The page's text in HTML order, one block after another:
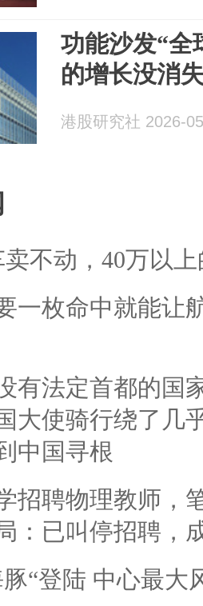
功能沙发“全
的增长没消
港股研究社 2026-
不动，40万以
一枚命中就能让
有法定首都的国
大使骑行绕了几
中国寻根
招聘物理教师，
：已叫停招聘，
“登陆 中心最大